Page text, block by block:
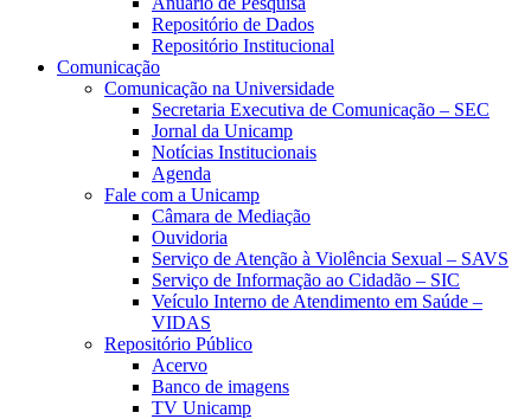
Repositório de Dados
Repositório Institucional
Comunicação
Comunicação na Universidade
Secretaria Executiva de Comunicação – SEC
Jornal da Unicamp
Notícias Institucionais
Agenda
Fale com a Unicamp
Câmara de Mediação
Ouvidoria
Serviço de Atenção à Violência Sexual – SAVS
Serviço de Informação ao Cidadão – SIC
Veículo Interno de Atendimento em Saúde –
VIDAS
Repositório Público
Acervo
Banco de imagens
TV Unicamp